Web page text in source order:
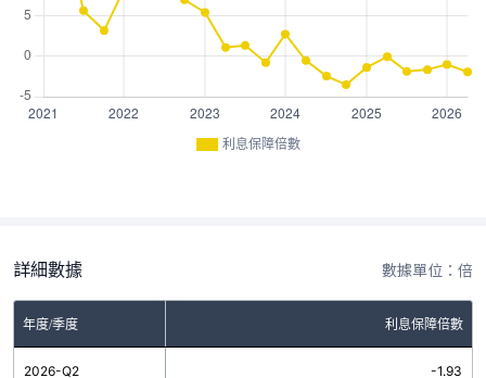
利息保障倍數
詳細數據 數據單位：倍
年度/季度 利息保障倍數
2026-Q2 -1.93